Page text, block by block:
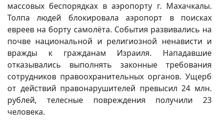
массовых беспорядках в аэропорту г. Махачкалы.
Толпа людей блокировала аэропорт в поисках
евреев на борту самолёта. События развивались на
почве национальной и религиозной ненависти и
вражды к гражданам Израиля. Нападавшие
отказывались выполнять законные требования
сотрудников правоохранительных органов. Ущерб
от действий правонарушителей превысил 24 млн.
рублей, телесные повреждения получили 23
человека.